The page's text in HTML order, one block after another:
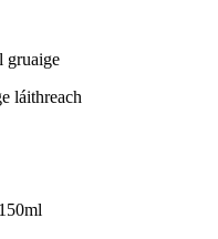
gruaige
láithreach